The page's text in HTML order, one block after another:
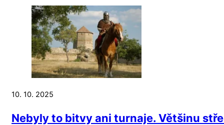
10. 10. 2025
Nebyly to bitvy ani turnaje. Většinu